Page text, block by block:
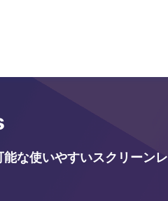
な使いやすいスクリーンレ